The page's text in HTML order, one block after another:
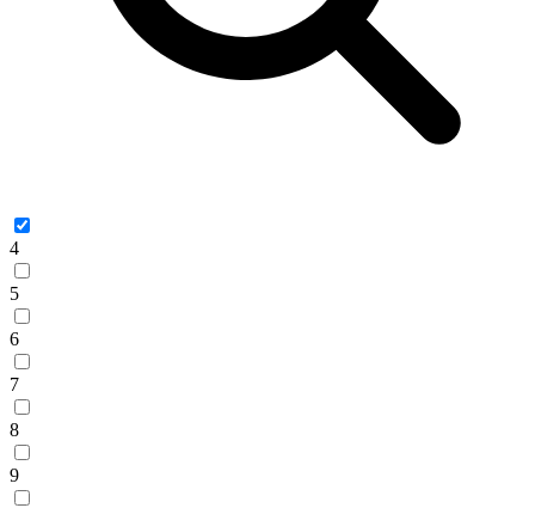
4
5
6
7
8
9